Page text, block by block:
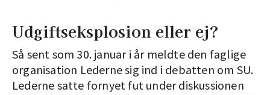
Udgiftseksplosion eller ej?
Så sent som 30. januar i år meldte den faglige
organisation Lederne sig ind i debatten om SU.
Lederne satte fornyet fut under diskussionen